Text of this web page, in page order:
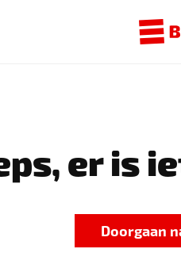
er is
Doorgaan